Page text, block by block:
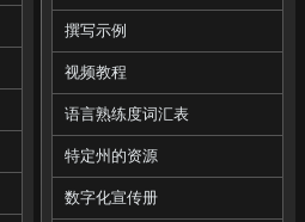
撰写示例
视频教程
语言熟练度词汇表
特定州的资源
数字化宣传册